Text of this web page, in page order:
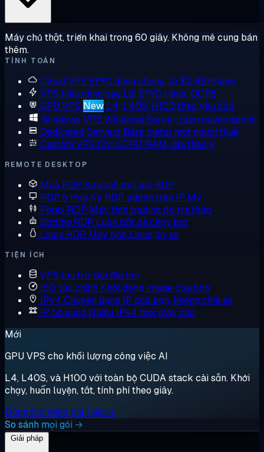
Máy chủ thật, triển khai trong 60 giây. Không mê cung bán
thêm.
TÍNH TOÁN
Cloud VPS EPYC dùng chung, từ $2,48/tháng
VPS hiệu năng cao Lõi EPYC riêng, DDR5
GPU VPS New L4, L40S, H100 theo yêu cầu
Windows VPS Windows Server, toàn quyền admin
Dedicated Servers Bare metal một người thuê
Custom VPS Chọn CPU, RAM, đĩa theo ý
REMOTE DESKTOP
Mua RDP So sánh mọi gói RDP
RDP ở Hoa Kỳ RDP admin trên IP Mỹ
Forex RDP Máy tính trading độ trễ thấp
Botting RDP Luôn bật để chạy bot
Linux RDP Máy tính Linux, từ xa
TIỆN ÍCH
VPS lưu trữGói đĩa lớn
ISO tùy chỉnh Khởi động image của bạn
IPv4 Chuyên dụng IP của bạn, không chia sẻ
IP bổ sung Nhiều IPv4 mỗi máy chủ
Mới
GPU VPS cho khối lượng công việc AI
L4, L40S, và H100 với toàn bộ CUDA stack cài sẵn. Khởi
chạy, huấn luyện, tắt, tính phí theo giây.
Dùng thử miễn phí 1 giờ →
So sánh mọi gói →